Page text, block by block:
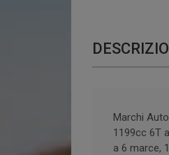
Marchi
1199cc 6T
a 6 marce,